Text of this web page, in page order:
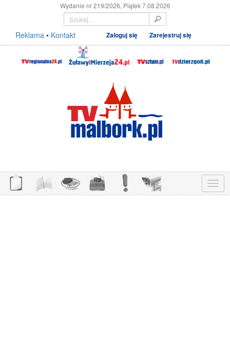
Wydanie nr 219/2026, Piątek 7.08.2026
Reklama • Kontakt Zaloguj się Zarejestruj się
Menu